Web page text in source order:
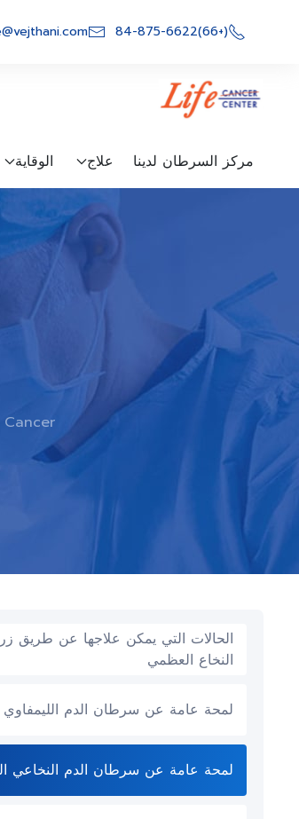
content
(+66)84-875-6622
مركز السرطان لدينا علاج الوقاية
الحالات التي يمكن علاجها عن طريق
النخاع العظمي
لمحة عامة عن سرطان الدم الليمفاوي
لمحة عامة عن سرطان الدم النخاعي